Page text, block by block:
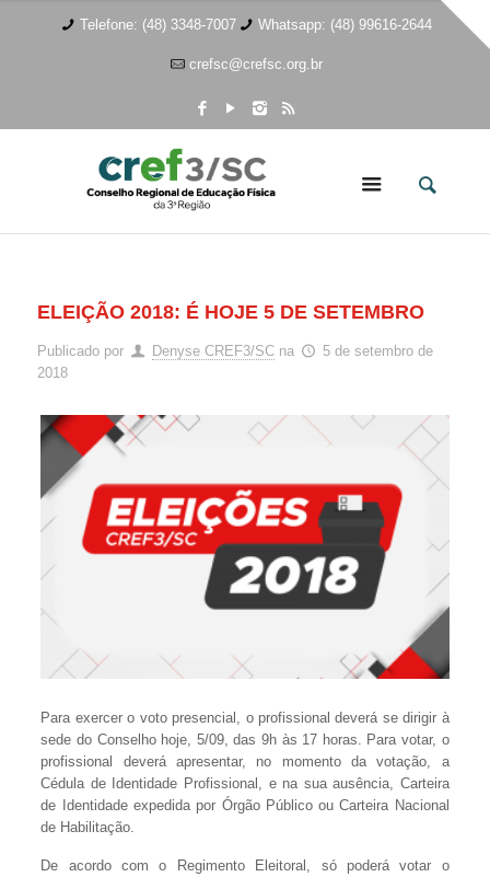
Telefone: (48) 3348-7007 Whatsapp: (48) 99616-2644
crefsc@crefsc.org.br
ELEIÇÃO 2018: É HOJE 5 DE SETEMBRO
Publicado por Denyse CREF3/SC na
5 de setembro de
2018
Para exercer o voto presencial, o profissional deverá se dirigir à
sede do Conselho hoje, 5/09, das 9h às 17 horas. Para votar, o
profissional deverá apresentar, no momento da votação, a
Cédula de Identidade Profissional, e na sua ausência, Carteira
de Identidade expedida por Órgão Público ou Carteira Nacional
de Habilitação.
De acordo com o Regimento Eleitoral, só poderá votar o